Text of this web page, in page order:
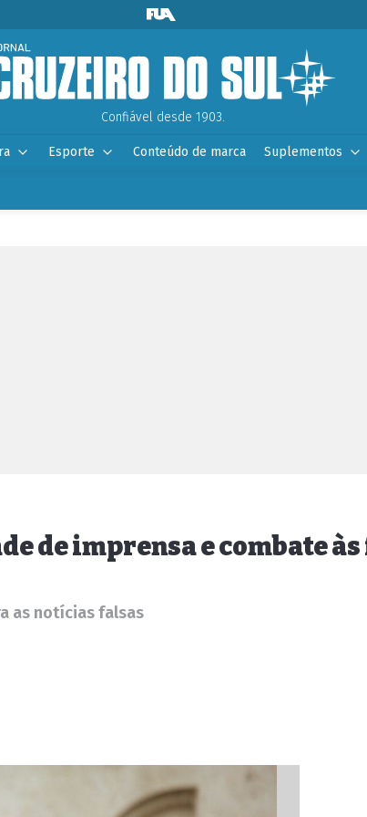
Confiável desde 1903.
Esporte Conteúdo de marca Suplementos
de imprensa e combate
as notícias falsas